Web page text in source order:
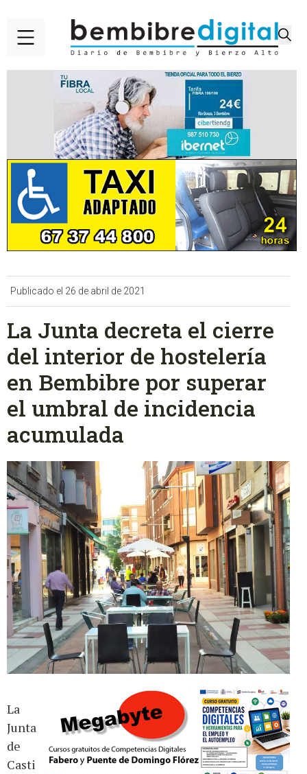
Publicado el 26 de abril de 2021
La Junta decreta el cierre
del interior de hostelería
en Bembibre por superar
el umbral de incidencia
acumulada
La
Junta
de
Casti